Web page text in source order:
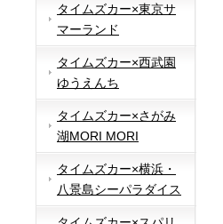
タイムズカー×東京サ
マーランド
タイムズカー×西武園
ゆうえんち
タイムズカー×さがみ
湖MORI MORI
タイムズカー×横浜・
八景島シーパラダイス